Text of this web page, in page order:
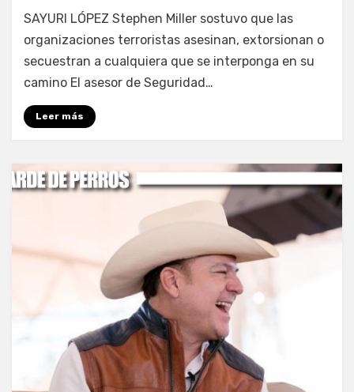
porFernando Miranda Servín
SAYURI LÓPEZ Stephen Miller sostuvo que las
organizaciones terroristas asesinan, extorsionan o
secuestran a cualquiera que se interponga en su
camino El asesor de Seguridad…
Leer más